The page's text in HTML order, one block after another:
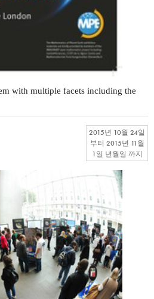
with multiple facets including the
2015년 10월 24일
부터 2015년 11월
1일 년월일 까지